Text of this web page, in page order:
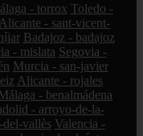
- torrox Toledo -
Alicante - sant-vicent-
Badajoz - badajoz
- mislata Segovia -
Murcia - san-javier
Alicante - rojales
- benalmádena
- arroyo-de-la-
del-vallès Valencia -